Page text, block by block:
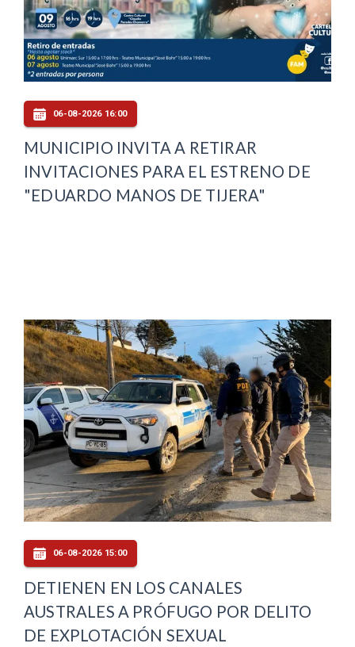
06-08-2026 16:00
MUNICIPIO INVITA A RETIRAR
INVITACIONES PARA EL ESTRENO DE
"EDUARDO MANOS DE TIJERA"
06-08-2026 15:00
DETIENEN EN LOS CANALES
AUSTRALES A PRÓFUGO POR DELITO
DE EXPLOTACIÓN SEXUAL